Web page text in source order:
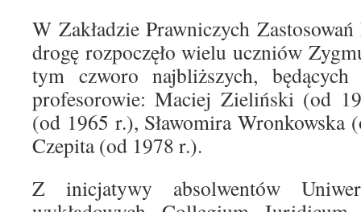
W Zakładzie Prawniczych
drogę rozpoczęło wielu uczniów
tym czworo najbliższych,
profesorowie: Maciej Zieliński (od
(od 1965 r.), Sławomira Wronkowska
Czepita (od 1978 r.).
Z inicjatywy absolwentów